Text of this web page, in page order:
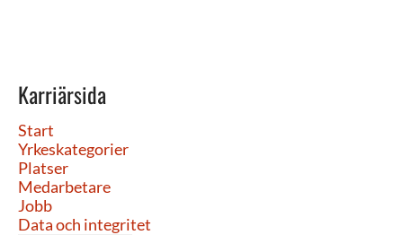
Karriärsida
Start
Yrkeskategorier
Platser
Medarbetare
Jobb
Data och integritet